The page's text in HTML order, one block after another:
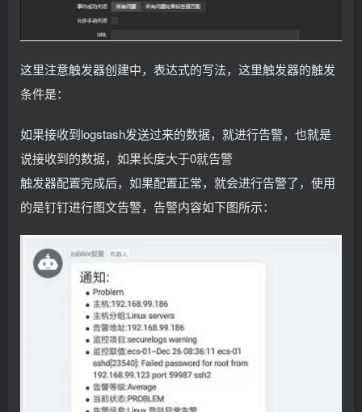
这里注意触发器创建中，表达式的写法，这里触发器的触发
条件是：
如果接收到logstash发送过来的数据，就进行告警，也就是
说接收到的数据，如果长度大于0就告警
触发器配置完成后，如果配置正常，就会进行告警了，使用
的是钉钉进行图文告警，告警内容如下图所示：